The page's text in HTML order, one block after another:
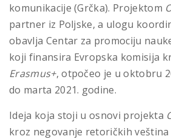
komunikacije (Grčka). Projektom
partner iz Poljske, a ulogu
obavlja Centar za promociju
koji finansira Evropska komisija
Erasmus+, otpočeo je u oktobru
do marta 2021. godine.
Ideja koja stoji u osnovi projekta
kroz negovanje retoričkih